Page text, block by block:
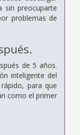
sin preocuparte
problemas de
de 5 años.
inteligente del
rápido, para que
como el primer